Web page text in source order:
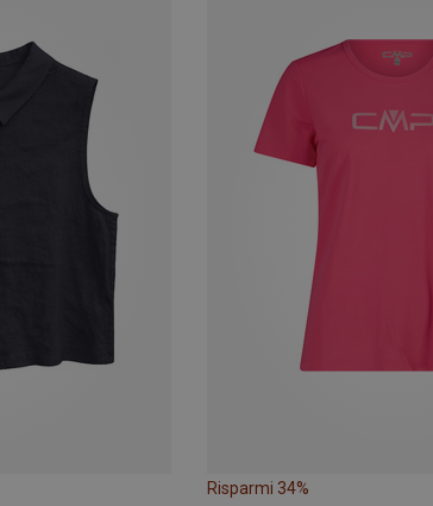
Risparmi 34%